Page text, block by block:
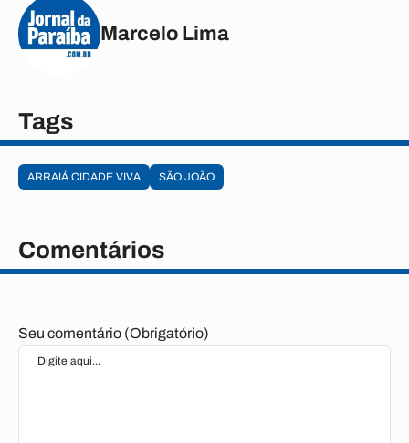
Marcelo Lima
Tags
ARRAIÁ CIDADE VIVA SÃO JOÃO
Comentários
Seu comentário (Obrigatório)